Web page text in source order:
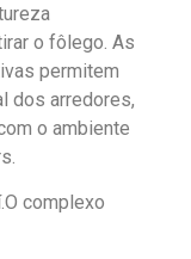
o fôlego. As
permitem
dos arredores,
o ambiente
complexo